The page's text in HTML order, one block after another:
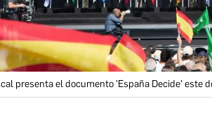
presenta el documento 'España Decide' este